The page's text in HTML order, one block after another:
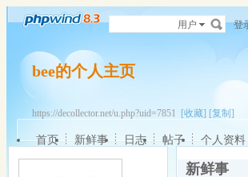
用户 登
bee的个人主页
https://decollector.net/u.php?uid=7851 [收藏] [复制]
首页 新鲜事 日志 帖子 个人资料
新鲜事